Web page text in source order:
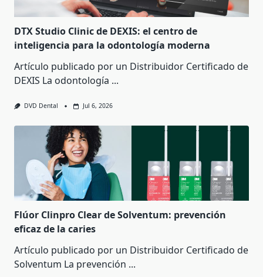
DTX Studio Clinic de DEXIS: el centro de
inteligencia para la odontología moderna
Artículo publicado por un Distribuidor Certificado de
DEXIS La odontología ...
DVD Dental Jul 6, 2026
Flúor Clinpro Clear de Solventum: prevención
eficaz de la caries
Artículo publicado por un Distribuidor Certificado de
Solventum La prevención ...